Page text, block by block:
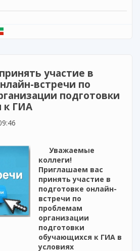
программы повышения
участие в
встречи по
подготовки
к ГИА
Уважаемые
коллеги!
Приглашаем вас
принять участие в
подготовке онлайн-
встречи по
проблемам
организации
подготовки
обучающихся к ГИА в
условиях